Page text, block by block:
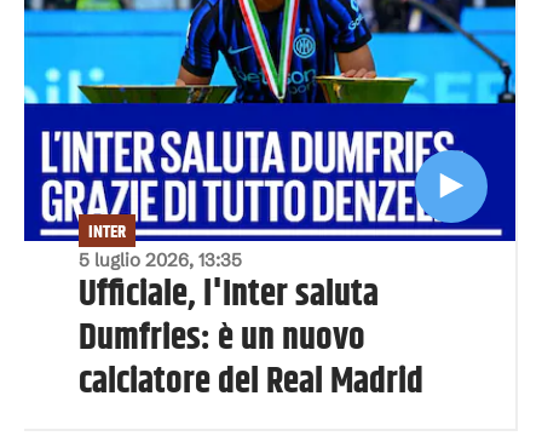
5 luglio 2026, 13:35
INTER
Ufficiale, l'Inter saluta
Dumfries: è un nuovo
calciatore del Real Madrid